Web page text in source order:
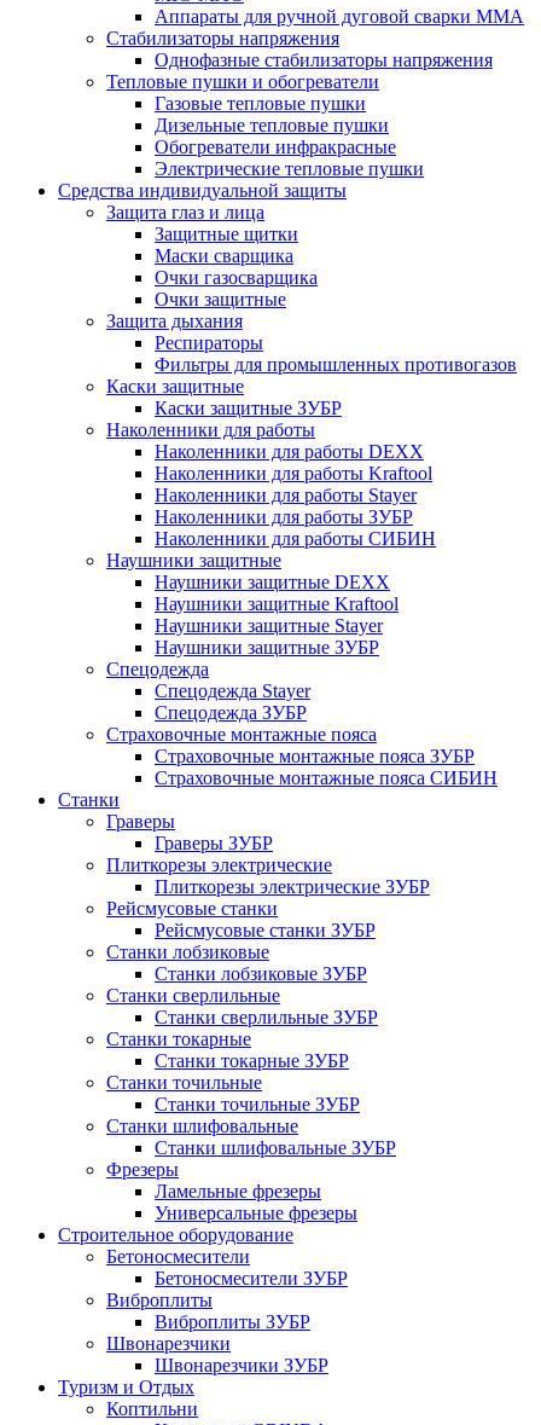
Аппараты для ручной дуговой сварки MMA
Стабилизаторы напряжения
Однофазные стабилизаторы напряжения
Тепловые пушки и обогреватели
Газовые тепловые пушки
Дизельные тепловые пушки
Обогреватели инфракрасные
Электрические тепловые пушки
Средства индивидуальной защиты
Защита глаз и лица
Защитные щитки
Маски сварщика
Очки газосварщика
Очки защитные
Защита дыхания
Респираторы
Фильтры для промышленных противогазов
Каски защитные
Каски защитные ЗУБР
Наколенники для работы
Наколенники для работы DEXX
Наколенники для работы Kraftool
Наколенники для работы Stayer
Наколенники для работы ЗУБР
Наколенники для работы СИБИН
Наушники защитные
Наушники защитные DEXX
Наушники защитные Kraftool
Наушники защитные Stayer
Наушники защитные ЗУБР
Спецодежда
Спецодежда Stayer
Спецодежда ЗУБР
Страховочные монтажные пояса
Страховочные монтажные пояса ЗУБР
Страховочные монтажные пояса СИБИН
Станки
Граверы
Граверы ЗУБР
Плиткорезы электрические
Плиткорезы электрические ЗУБР
Рейсмусовые станки
Рейсмусовые станки ЗУБР
Станки лобзиковые
Станки лобзиковые ЗУБР
Станки сверлильные
Станки сверлильные ЗУБР
Станки токарные
Станки токарные ЗУБР
Станки точильные
Станки точильные ЗУБР
Станки шлифовальные
Станки шлифовальные ЗУБР
Фрезеры
Ламельные фрезеры
Универсальные фрезеры
Строительное оборудование
Бетоносмесители
Бетоносмесители ЗУБР
Виброплиты
Виброплиты ЗУБР
Швонарезчики
Швонарезчики ЗУБР
Туризм и Отдых
Коптильни